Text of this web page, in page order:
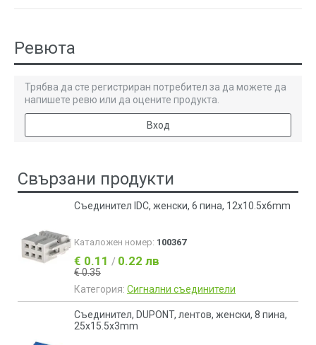
Ревюта
Трябва да сте регистриран потребител за да можете да
напишете ревю или да оцените продукта.
Вход
Свързани продукти
Съединител IDC, женски, 6 пина, 12х10.5х6mm
Каталожен номер: 100367
€ 0.11 / 0.22 лв
€ 0.35
Категория: Сигнални съединители
Съединител, DUPONT, лентов, женски, 8 пина,
25x15.5x3mm